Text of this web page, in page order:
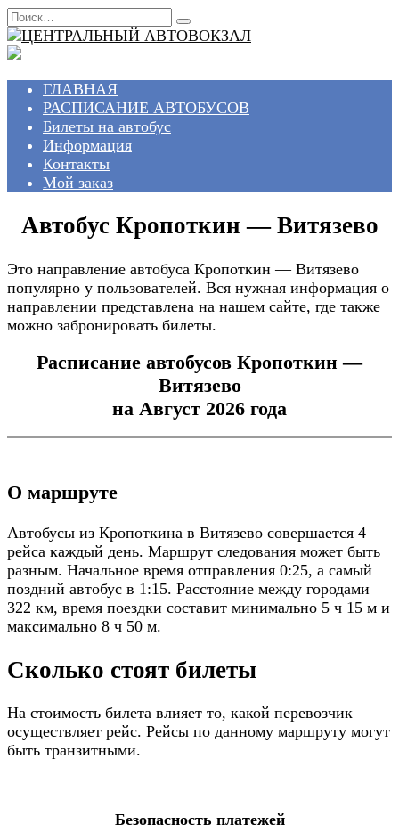
Перейти
к
содержанию
Search
for:
ГЛАВНАЯ
РАСПИСАНИЕ АВТОБУСОВ
Билеты на автобус
Информация
Контакты
Мой заказ
Автобус Кропоткин — Витязево
Это направление автобуса Кропоткин — Витязево
популярно у пользователей. Вся нужная информация о
направлении представлена на нашем сайте, где также
можно забронировать билеты.
Расписание автобусов Кропоткин —
Витязево
на Август 2026 года
О маршруте
Автобусы из Кропоткина в Витязево совершается 4
рейса каждый день. Маршрут следования может быть
разным. Начальное время отправления 0:25, а самый
поздний автобус в 1:15. Расстояние между городами
322 км, время поездки составит минимально 5 ч 15 м и
максимально 8 ч 50 м.
Сколько стоят билеты
На стоимость билета влияет то, какой перевозчик
осуществляет рейс. Рейсы по данному маршруту могут
быть транзитными.
Безопасность платежей